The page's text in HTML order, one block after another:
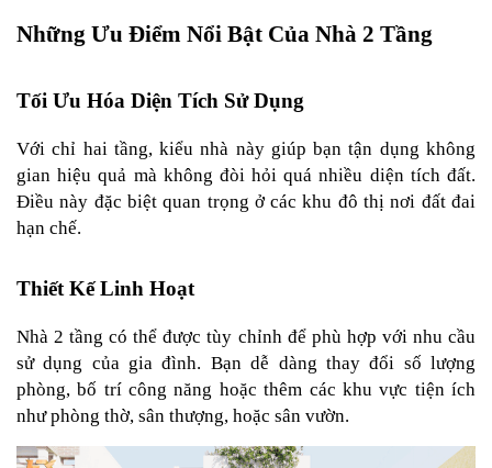
Những Ưu Điểm Nổi Bật Của Nhà 2 Tầng
Tối Ưu Hóa Diện Tích Sử Dụng
Với chỉ hai tầng, kiểu nhà này giúp bạn tận dụng không
gian hiệu quả mà không đòi hỏi quá nhiều diện tích đất.
Điều này đặc biệt quan trọng ở các khu đô thị nơi đất đai
hạn chế.
Thiết Kế Linh Hoạt
Nhà 2 tầng có thể được tùy chỉnh để phù hợp với nhu cầu
sử dụng của gia đình. Bạn dễ dàng thay đổi số lượng
phòng, bố trí công năng hoặc thêm các khu vực tiện ích
như phòng thờ, sân thượng, hoặc sân vườn.